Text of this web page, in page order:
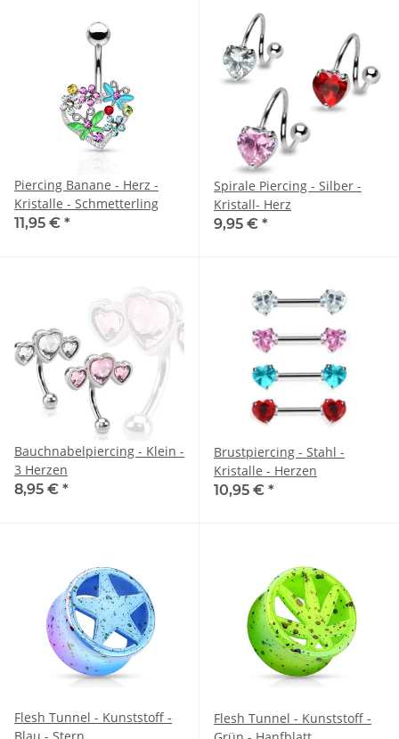
Piercing Banane - Herz -
Kristalle - Schmetterling
11,95 € *
Spirale Piercing - Silber -
Kristall- Herz
9,95 € *
Bauchnabelpiercing - Klein -
3 Herzen
8,95 € *
Brustpiercing - Stahl -
Kristalle - Herzen
10,95 € *
Flesh Tunnel - Kunststoff -
Flesh Tunnel - Kunststoff -